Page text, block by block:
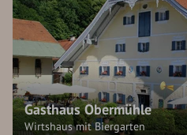
Gasthaus Obermühle
Wirtshaus mit Biergarten